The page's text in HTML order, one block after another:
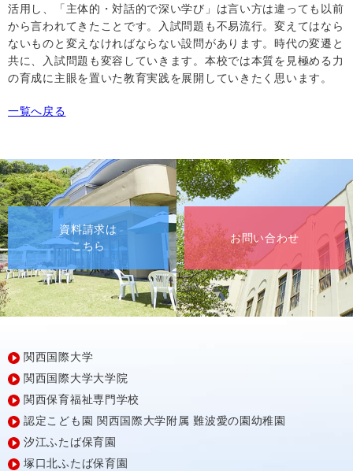
活用し、「主体的・対話的で深い学び」は言い方は違っても以前
から言われてきたことです。入試問題も不易流行。変えてはなら
ないものと変えなければならない設問があります。時代の変遷と
共に、入試問題も変容していきます。本校では本質を見極める力
の育成に主眼を置いた教育実践を展開していきたく思います。
一覧へ戻る
資料請求は
こちら
お問い合わせ
関西国際大学
関西国際大学大学院
関西保育福祉専門学校
認定こども園 関西国際大学附属 難波愛の園幼稚園
汐江ふたば保育園
塚口北ふたば保育園